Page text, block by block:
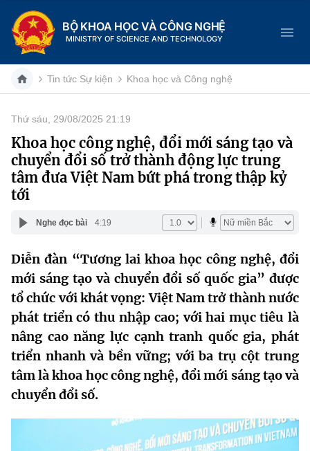
BỘ KHOA HỌC VÀ CÔNG NGHỆ
MINISTRY OF SCIENCE AND TECHNOLOGY
Danh mục
Trang chủ
Giới thiệu
Chức năng nhiệm vụ
Cơ cấu tổ chức
Lịch sử phát triển
Sở Khoa học và Công nghệ
Tin tức sự kiện
Khoa học và Công nghệ
Đổi mới sáng tạo
Chuyển đổi số
Bưu chính, Viễn thông
Sở hữu trí tuệ
Tiêu chuẩn, đo lường, chất lượng
Dịch vụ công
Hệ thống văn bản
Văn bản chỉ đạo điều hành
Lấy ý kiến người dân về dự thảo VBQPPL
MST IOFFICE
THỐNG KÊ
Khoa học và Công nghệ
Đổi mới sáng tạo
Multimedia
THƯ ĐIỆN TỬ
Tin tức Sự kiện Khoa học và Công nghệ
Thứ sáu, 29/08/2025 21:19
Khoa học công nghệ, đổi mới sáng tạo và
chuyển đổi số trở thành động lực trung
tâm đưa Việt Nam bứt phá trong thập kỷ
tới
Nghe đọc bài 4:19
Diễn đàn “Tương lai khoa học công nghệ, đổi
mới sáng tạo và chuyển đổi số quốc gia” được
tổ chức với khát vọng: Việt Nam trở thành nước
phát triển có thu nhập cao; với hai mục tiêu là
nâng cao năng lực cạnh tranh quốc gia, phát
triển nhanh và bền vững; với ba trụ cột trung
tâm là khoa học công nghệ, đổi mới sáng tạo và
chuyển đổi số.